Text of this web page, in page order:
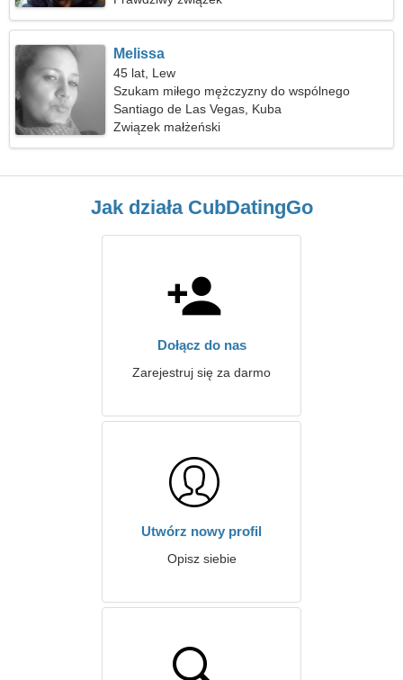
Melissa
45 lat, Lew
Szukam miłego mężczyzny do wspólnego
jeżdżenia na nartach
Santiago de Las Vegas, Kuba
Związek małżeński
Jak działa CubDatingGo
Dołącz do nas
Zarejestruj się za darmo
Utwórz nowy profil
Opisz siebie